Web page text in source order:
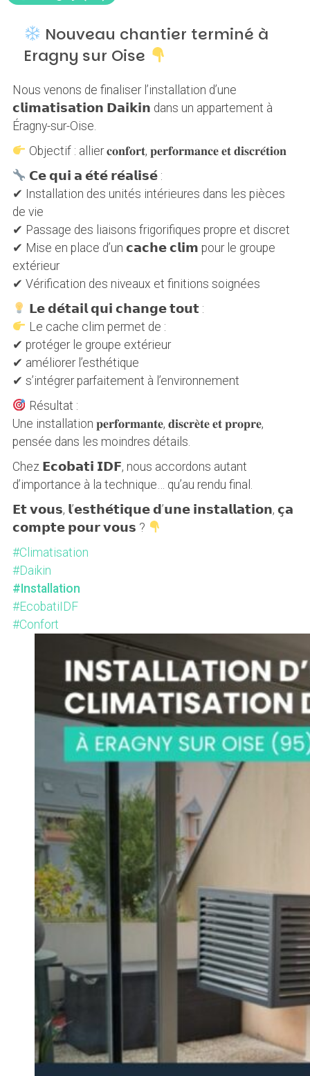
Nouveau chantier terminé à
Eragny sur Oise
Nous venons de finaliser l’installation d’une
𝗰𝗹𝗶𝗺𝗮𝘁𝗶𝘀𝗮𝘁𝗶𝗼𝗻 𝗗𝗮𝗶𝗸𝗶𝗻 dans un appartement à
Éragny-sur-Oise.
Objectif : allier 𝐜𝐨𝐧𝐟𝐨𝐫𝐭, 𝐩𝐞𝐫𝐟𝐨𝐫𝐦𝐚𝐧𝐜𝐞 𝐞𝐭 𝐝𝐢𝐬𝐜𝐫𝐞́𝐭𝐢𝐨𝐧
𝗖𝗲 𝗾𝘂𝗶 𝗮 𝗲́𝘁𝗲́ 𝗿𝗲́𝗮𝗹𝗶𝘀𝗲́ :
✔ Installation des unités intérieures dans les pièces
de vie
✔ Passage des liaisons frigorifiques propre et discret
✔ Mise en place d’un 𝗰𝗮𝗰𝗵𝗲 𝗰𝗹𝗶𝗺 pour le groupe
extérieur
✔ Vérification des niveaux et finitions soignées
𝗟𝗲 𝗱𝗲́𝘁𝗮𝗶𝗹 𝗾𝘂𝗶 𝗰𝗵𝗮𝗻𝗴𝗲 𝘁𝗼𝘂𝘁 :
Le cache clim permet de :
✔ protéger le groupe extérieur
✔ améliorer l’esthétique
✔ s’intégrer parfaitement à l’environnement
Résultat :
Une installation 𝐩𝐞𝐫𝐟𝐨𝐫𝐦𝐚𝐧𝐭𝐞, 𝐝𝐢𝐬𝐜𝐫𝐞̀𝐭𝐞 𝐞𝐭 𝐩𝐫𝐨𝐩𝐫𝐞,
pensée dans les moindres détails.
Chez 𝗘𝗰𝗼𝗯𝗮𝘁𝗶 𝗜𝗗𝗙, nous accordons autant
d’importance à la technique… qu’au rendu final.
𝗘𝘁 𝘃𝗼𝘂𝘀, 𝗹’𝗲𝘀𝘁𝗵𝗲́𝘁𝗶𝗾𝘂𝗲 𝗱’𝘂𝗻𝗲 𝗶𝗻𝘀𝘁𝗮𝗹𝗹𝗮𝘁𝗶𝗼𝗻, 𝗰̧𝗮
𝗰𝗼𝗺𝗽𝘁𝗲 𝗽𝗼𝘂𝗿 𝘃𝗼𝘂𝘀 ?
#Climatisation
#Daikin
#Installation
#EcobatiIDF
#Confort